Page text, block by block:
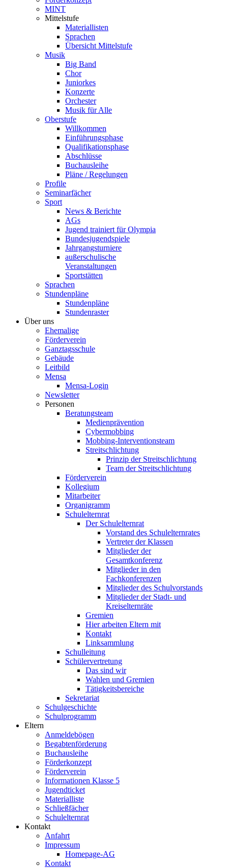
MINT
Mittelstufe
Materiallisten
Sprachen
Übersicht Mittelstufe
Musik
Big Band
Chor
Juniorkes
Konzerte
Orchester
Musik für Alle
Oberstufe
Willkommen
Einführungsphase
Qualifikationsphase
Abschlüsse
Buchausleihe
Pläne / Regelungen
Profile
Seminarfächer
Sport
News & Berichte
AGs
Jugend trainiert für Olympia
Bundesjugendspiele
Jahrgangsturniere
außerschulische
Veranstaltungen
Sportstätten
Sprachen
Stundenpläne
Stundenpläne
Stundenraster
Über uns
Ehemalige
Förderverein
Ganztagsschule
Gebäude
Leitbild
Mensa
Mensa-Login
Newsletter
Personen
Beratungsteam
Medienprävention
Cybermobbing
Mobbing-Interventionsteam
Streitschlichtung
Prinzip der Streitschlichtung
Team der Streitschlichtung
Förderverein
Kollegium
Mitarbeiter
Organigramm
Schulelternrat
Der Schulelternrat
Vorstand des Schulelternrates
Vertreter der Klassen
Mitglieder der
Gesamtkonferenz
Mitglieder in den
Fachkonferenzen
Mitglieder des Schulvorstands
Mitglieder der Stadt- und
Kreiselternräte
Gremien
Hier arbeiten Eltern mit
Kontakt
Linksammlung
Schulleitung
Schülervertretung
Das sind wir
Wahlen und Gremien
Tätigkeitsbereiche
Sekretariat
Schulgeschichte
Schulprogramm
Eltern
Anmeldebögen
Begabtenförderung
Buchausleihe
Förderkonzept
Förderverein
Informationen Klasse 5
Jugendticket
Materialliste
Schließfächer
Schulelternrat
Kontakt
Anfahrt
Impressum
Homepage-AG
Kontakt